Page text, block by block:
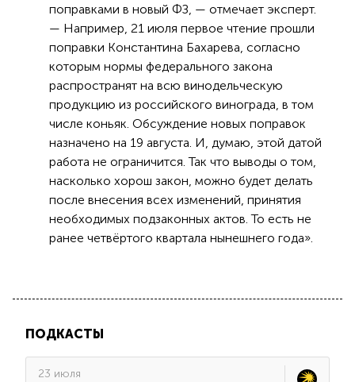
поправками в новый ФЗ, — отмечает эксперт.
— Например, 21 июля первое чтение прошли
поправки Константина Бахарева, согласно
которым нормы федерального закона
распространят на всю винодельческую
продукцию из российского винограда, в том
числе коньяк. Обсуждение новых поправок
назначено на 19 августа. И, думаю, этой датой
работа не ограничится. Так что выводы о том,
насколько хорош закон, можно будет делать
после внесения всех изменений, принятия
необходимых подзаконных актов. То есть не
ранее четвёртого квартала нынешнего года».
ПОДКАСТЫ
23 июля